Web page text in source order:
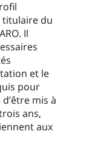
titulaire du
Il
et le
pour
mis à
ans,
aux